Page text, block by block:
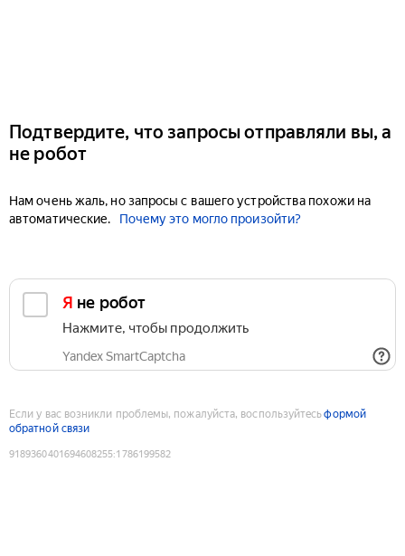
Подтвердите, что запросы отправляли вы, а
не робот
Нам очень жаль, но запросы с вашего устройства похожи на
автоматические.
Почему это могло произойти?
Я не робот
Нажмите, чтобы продолжить
Yandex SmartCaptcha
Если у вас возникли проблемы, пожалуйста, воспользуйтесьформой
обратной связи
9189360401694608255:1786199582